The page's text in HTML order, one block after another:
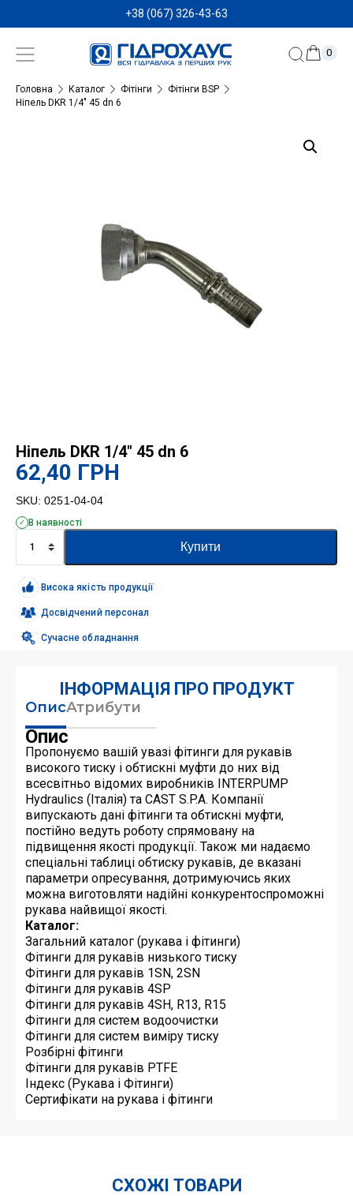
+38 (067) 326-43-63
0
Головна Каталог Фітінги
Фітінги BSP
Ніпель DKR 1/4″ 45 dn 6
Ніпель DKR 1/4″ 45 dn 6
62,40 ГРН
SKU: 0251-04-04
В наявності
DKR
1/4"
45
dn
6
кількість
Купити
Висока якість продукції
Досвідчений персонал
Сучасне обладнання
ІНФОРМАЦІЯ ПРО ПРОДУКТ
ОписАтрибути
Опис
Пропонуємо вашій увазі фітинги для рукавів
високого тиску і обтискні муфти до них від
всесвітньо відомих виробників INTERPUMP
Hydraulics (Італія) та CAST S.P.A. Компанії
випускають дані фітинги та обтискні муфти,
постійно ведуть роботу спрямовану на
підвищення якості продукції. Також ми надаємо
спеціальні таблиці обтиску рукавів, де вказані
параметри опресування, дотримуючись яких
можна виготовляти надійні конкурентоспроможні
рукава найвищої якості.
Каталог:
Загальний каталог (рукава і фітинги)
Фітинги для рукавів низького тиску
Фітинги для рукавів 1SN, 2SN
Фітинги для рукавів 4SP
Фітинги для рукавів 4SH, R13, R15
Фітинги для систем водоочистки
Фітинги для систем виміру тиску
Розбірні фітинги
Фітинги для рукавів PTFE
Індекс (Рукава і Фітинги)
Сертифікати на рукава і фітинги
СХОЖІ ТОВАРИ